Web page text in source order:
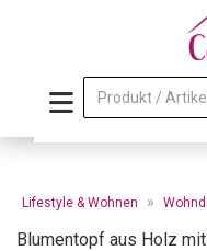
Lifestyle & Wohnen »
Blumentopf aus Holz